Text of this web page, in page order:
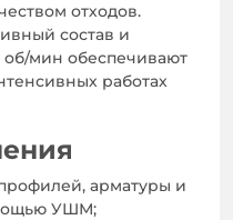
отходов.
состав и
мин обеспечивают
работах
арматуры и
УШМ;